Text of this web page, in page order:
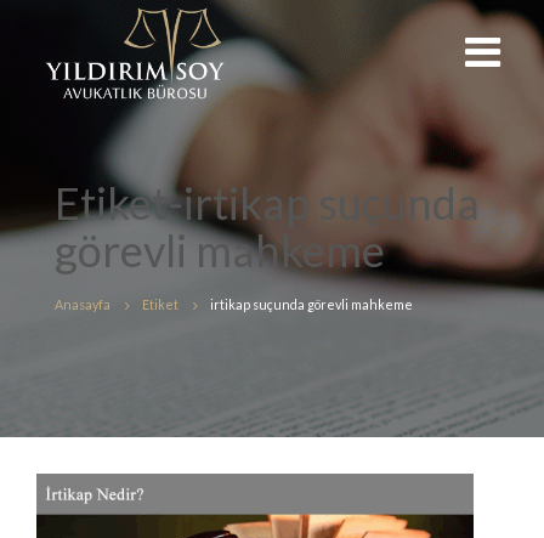
Etiket-irtikap suçunda
görevli mahkeme
Anasayfa Etiket irtikap suçunda görevli mahkeme